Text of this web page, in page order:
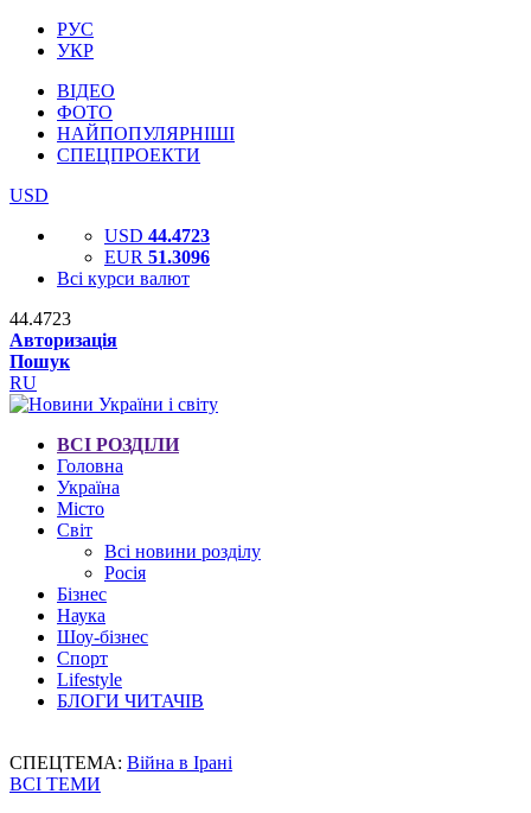
РУС
УКР
ВІДЕО
ФОТО
НАЙПОПУЛЯРНІШІ
СПЕЦПРОЕКТИ
USD
USD 44.4723
EUR 51.3096
Всі курси валют
44.4723
Авторизація
Пошук
RU
ВСІ РОЗДІЛИ
Головна
Україна
Місто
Світ
Всі новини розділу
Росія
Бізнес
Наука
Шоу-бізнес
Спорт
Lifestyle
БЛОГИ ЧИТАЧІВ
СПЕЦТЕМА: Війна в Ірані
ВСІ ТЕМИ